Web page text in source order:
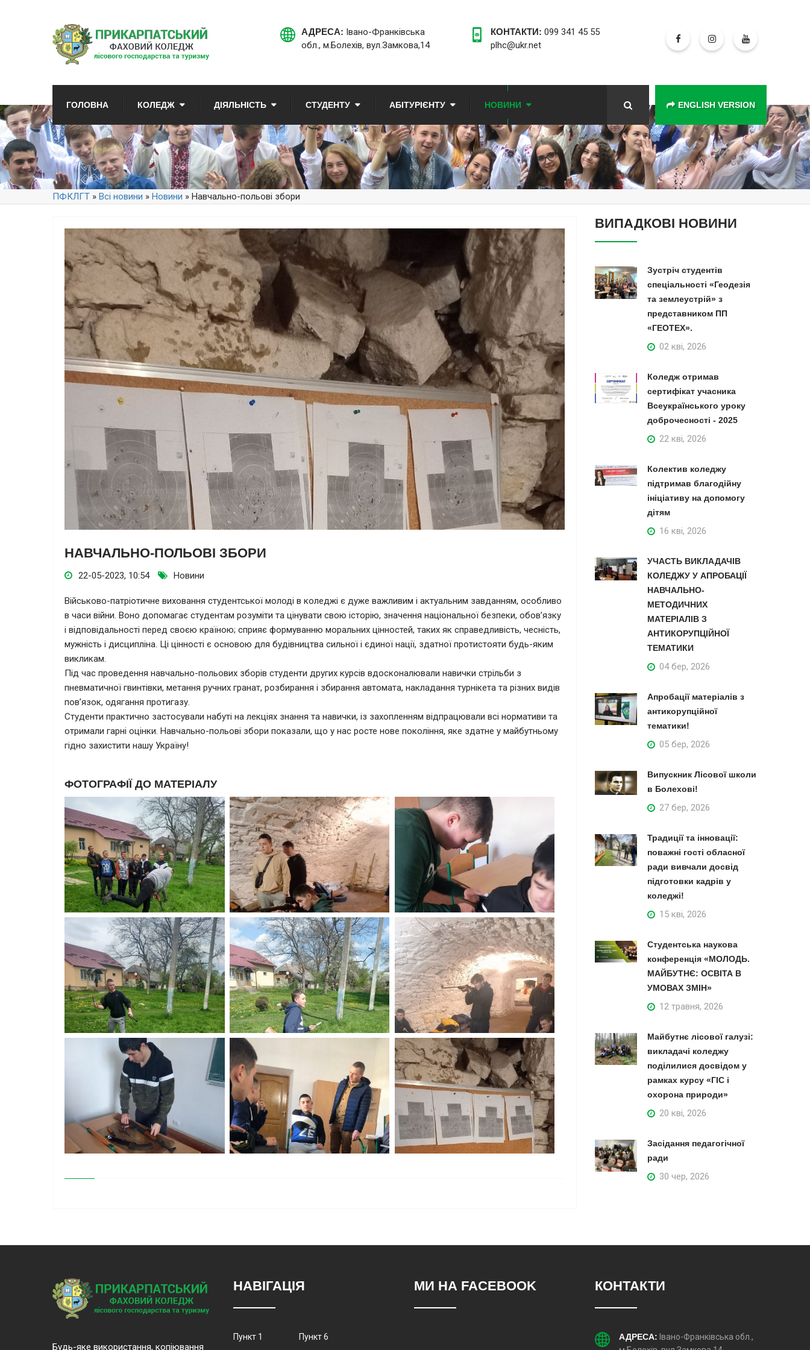
АДРЕСА: Івано-Франківська
обл., м.Болехів, вул.Замкова,14
КОНТАКТИ: 099 341 45 55
plhc@ukr.net
ГОЛОВНА КОЛЕДЖ ДІЯЛЬНІСТЬ СТУДЕНТУ АБІТУРІЄНТУ НОВИНИ ENGLISH VERSION
ПФКЛГТ » Всі новини » Новини » Навчально-польові збори
НАВЧАЛЬНО-ПОЛЬОВІ ЗБОРИ
22-05-2023, 10:54 Новини
Військово-патріотичне виховання студентської молоді в коледжі є дуже важливим і актуальним завданням, особливо
в часи війни. Воно допомагає студентам розуміти та цінувати свою історію, значення національної безпеки, обовʼязку
і відповідальності перед своєю країною; сприяє формуванню моральних цінностей, таких як справедливість, чесність,
мужність і дисципліна. Ці цінності є основою для будівництва сильної і єдиної нації, здатної протистояти будь-яким
викликам.
Під час проведення навчально-польових зборів студенти других курсів вдосконалювали навички стрільби з
пневматичної гвинтівки, метання ручних гранат, розбирання і збирання автомата, накладання турнікета та різних видів
пов’язок, одягання протигазу.
Студенти практично застосували набуті на лекціях знання та навички, із захопленням відпрацювали всі нормативи та
отримали гарні оцінки. Навчально-польові збори показали, що у нас росте нове покоління, яке здатне у майбутньому
гідно захистити нашу Україну!
ФОТОГРАФІЇ ДО МАТЕРІАЛУ
ВИПАДКОВІ НОВИНИ
Зустріч студентів
спеціальності «Геодезія
та землеустрій» з
представником ПП
«ГЕОТЕХ».
02 кві, 2026
Коледж отримав
сертифікат учасника
Всеукраїнського уроку
доброчесності - 2025
22 кві, 2026
Колектив коледжу
підтримав благодійну
ініціативу на допомогу
дітям
16 кві, 2026
УЧАСТЬ ВИКЛАДАЧІВ
КОЛЕДЖУ У АПРОБАЦІЇ
НАВЧАЛЬНО-
МЕТОДИЧНИХ
МАТЕРІАЛІВ З
АНТИКОРУПЦІЙНОЇ
ТЕМАТИКИ
04 бер, 2026
Апробації матеріалів з
антикорупційної
тематики!
05 бер, 2026
Випускник Лісової школи
в Болехові!
27 бер, 2026
Традиції та інновації:
поважні гості обласної
ради вивчали досвід
підготовки кадрів у
коледжі!
15 кві, 2026
Студентська наукова
конференція «МОЛОДЬ.
МАЙБУТНЄ: ОСВІТА В
УМОВАХ ЗМІН»
12 травня, 2026
Майбутнє лісової галузі:
викладачі коледжу
поділилися досвідом у
рамках курсу «ГІС і
охорона природи»
20 кві, 2026
Засідання педагогічної
ради
30 чер, 2026
Будь-яке використання, копіювання
НАВІГАЦІЯ
Пункт 1 Пункт 6
МИ НА FACEBOOK КОНТАКТИ
АДРЕСА: Івано-Франківська обл.,